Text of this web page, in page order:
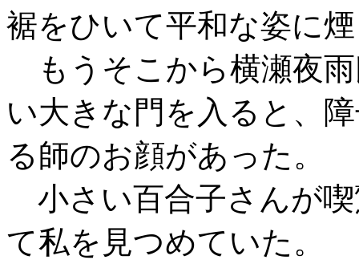
裾をひいて平和な姿に
もうそこから横瀬夜
い大きな門を入ると、
る師のお顔があった。
小さい百合子さんが
て私を見つめていた。